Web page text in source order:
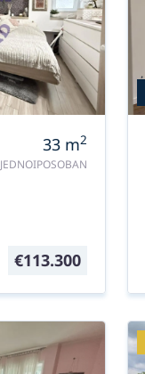
33 m2
JEDNOIPOSOBAN
€113.300